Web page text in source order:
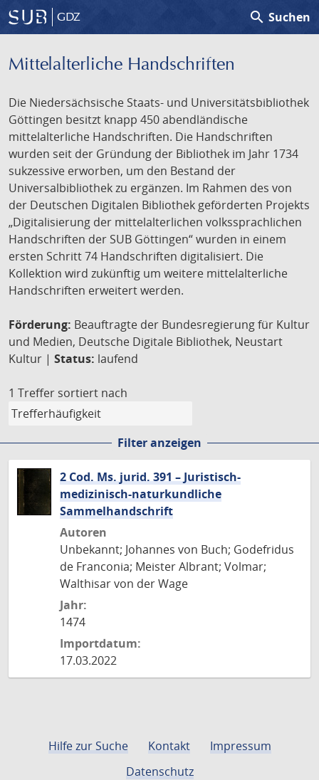
GDZ search Suchen
Mittelalterliche Handschriften
Die Niedersächsische Staats- und Universitätsbibliothek
Göttingen besitzt knapp 450 abendländische
mittelalterliche Handschriften. Die Handschriften
wurden seit der Gründung der Bibliothek im Jahr 1734
sukzessive erworben, um den Bestand der
Universalbibliothek zu ergänzen. Im Rahmen des von
der Deutschen Digitalen Bibliothek geförderten Projekts
„Digitalisierung der mittelalterlichen volkssprachlichen
Handschriften der SUB Göttingen“ wurden in einem
ersten Schritt 74 Handschriften digitalisiert. Die
Kollektion wird zukünftig um weitere mittelalterliche
Handschriften erweitert werden.
Förderung: Beauftragte der Bundesregierung für Kultur
und Medien, Deutsche Digitale Bibliothek, Neustart
Kultur | Status: laufend
1 Treffer sortiert nach
Filter anzeigen
2 Cod. Ms. jurid. 391 – Juristisch-
medizinisch-naturkundliche
Sammelhandschrift
Autoren
Unbekannt; Johannes von Buch; Godefridus
de Franconia; Meister Albrant; Volmar;
Walthisar von der Wage
Jahr:
1474
Importdatum:
17.03.2022
Hilfe zur Suche Kontakt
Impressum
Datenschutz